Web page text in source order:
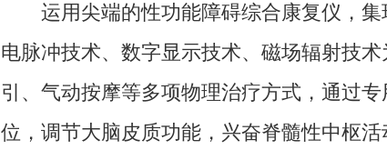
运用尖端的性功能障碍综合康复仪，集
电脉冲技术、数字显示技术、磁场辐射技
引、气动按摩等多项物理治疗方式，通过
位，调节大脑皮质功能，兴奋脊髓性中枢